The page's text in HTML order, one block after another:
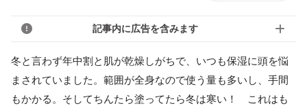
記事内に広告を含みます
冬と言わず年中割と肌が乾燥しがちで、いつも保湿に頭を悩
まされていました。範囲が全身なので使う量も多いし、手間
もかかる。そしてちんたら塗ってたら冬は寒い！ これはも